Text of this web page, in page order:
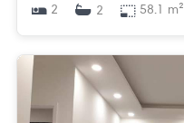
2
2 58.1 m²